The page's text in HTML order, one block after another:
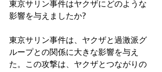
東京サリン事件はヤクザにどのような
影響を与えましたか?
東京サリン事件は、ヤクザと過激派グ
ループとの関係に大きな影響を与え
た。この攻撃は、ヤクザとつながりの